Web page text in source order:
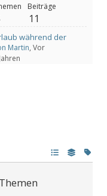
Beiträge
11
während der Corona
Martin, Vor
Themen